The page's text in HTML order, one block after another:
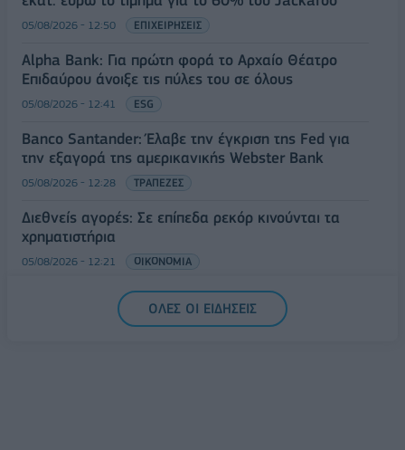
05/08/2026 - 12:50 ΕΠΙΧΕΙΡΗΣΕΙΣ
Alpha Bank: Για πρώτη φορά το Αρχαίο Θέατρο
Επιδαύρου άνοιξε τις πύλες του σε όλους
05/08/2026 - 12:41 ESG
Banco Santander: Έλαβε την έγκριση της Fed για
την εξαγορά της αμερικανικής Webster Bank
05/08/2026 - 12:28 ΤΡΑΠΕΖΕΣ
Διεθνείς αγορές: Σε επίπεδα ρεκόρ κινούνται τα
χρηματιστήρια
05/08/2026 - 12:21 ΟΙΚΟΝΟΜΙΑ
ΟΛΕΣ ΟΙ ΕΙΔΗΣΕΙΣ